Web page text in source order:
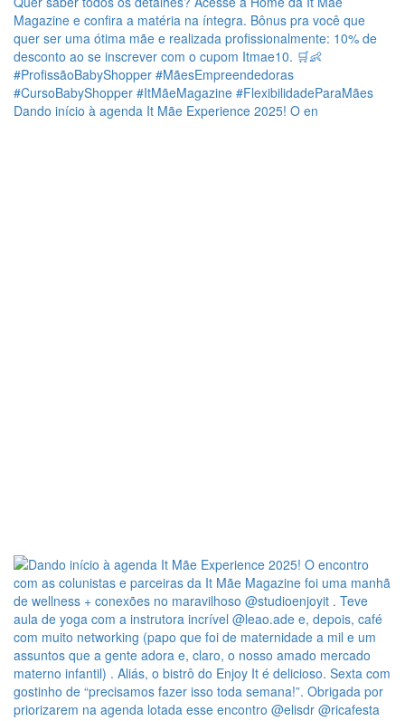
Dando início à agenda It Mãe Experience 2025! O en